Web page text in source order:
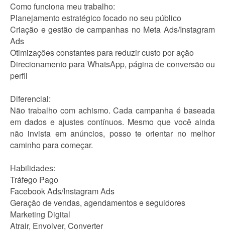
Como funciona meu trabalho:
Planejamento estratégico focado no seu público
Criação e gestão de campanhas no Meta Ads/Instagram
Ads
Otimizações constantes para reduzir custo por ação
Direcionamento para WhatsApp, página de conversão ou
perfil
Diferencial:
Não trabalho com achismo. Cada campanha é baseada
em dados e ajustes contínuos. Mesmo que você ainda
não invista em anúncios, posso te orientar no melhor
caminho para começar.
Habilidades:
Tráfego Pago
Facebook Ads/Instagram Ads
Geração de vendas, agendamentos e seguidores
Marketing Digital
Atrair, Envolver, Converter